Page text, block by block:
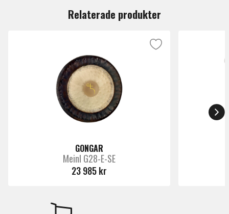
Relaterade produkter
GONGAR
Meinl G28-E-SE
23 985 kr